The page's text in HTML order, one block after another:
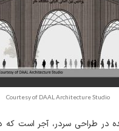
Courtesy of DAAL Architecture Studio
در طراحی سردر، آجر است که